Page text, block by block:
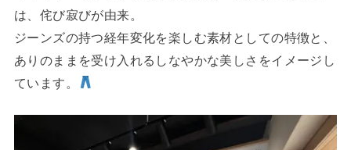
は、侘び寂びが由来。
ジーンズの持つ経年変化を楽しむ素材としての特徴と、
ありのままを受け入れるしなやかな美しさをイメージし
ています。